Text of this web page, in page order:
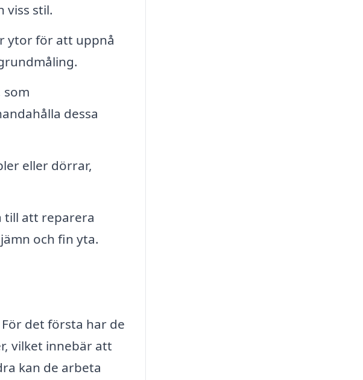
viss stil.
ytor för att uppnå
som
dessa
eller dörrar,
till att reparera
och fin yta.
det första har de
vilket innebär att
kan de arbeta